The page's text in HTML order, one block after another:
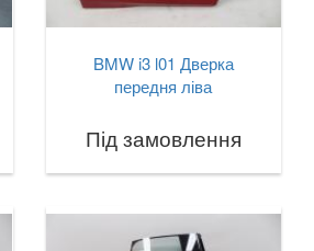
BMW i3 l01 Дверка
передня ліва
Під замовлення